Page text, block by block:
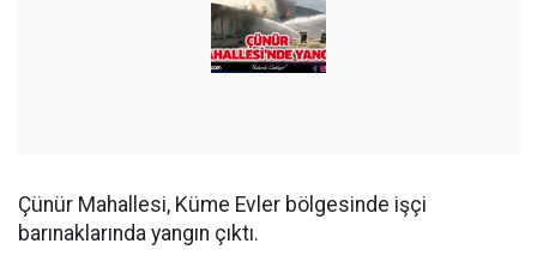
Çünür Mahallesi, Küme Evler bölgesinde işçi
barınaklarında yangın çıktı.